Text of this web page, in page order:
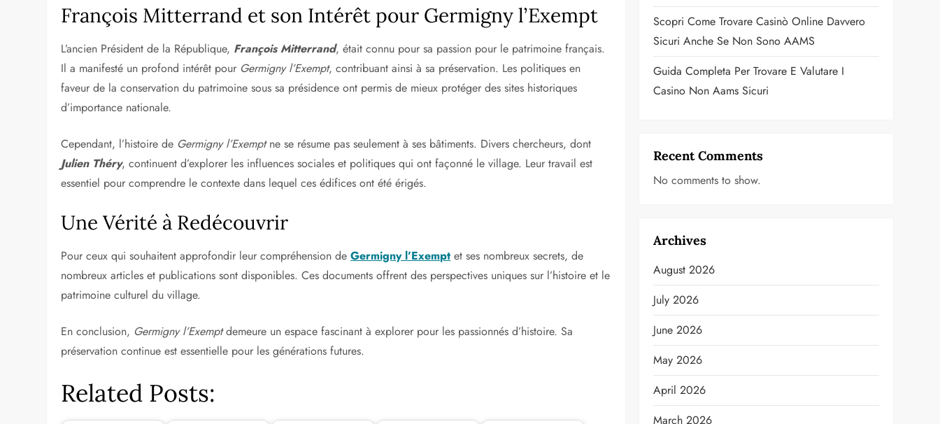
François Mitterrand et son Intérêt pour Germigny l’Exempt
L’ancien Président de la République, François Mitterrand, était connu pour sa passion pour le patrimoine français.
Il a manifesté un profond intérêt pour Germigny l’Exempt, contribuant ainsi à sa préservation. Les politiques en
faveur de la conservation du patrimoine sous sa présidence ont permis de mieux protéger des sites historiques
d’importance nationale.
Cependant, l’histoire de Germigny l’Exemptne se résume pas seulement à ses bâtiments. Divers chercheurs, dont
Julien Théry, continuent d’explorer les influences sociales et politiques qui ont façonné le village. Leur travail est
essentiel pour comprendre le contexte dans lequel ces édifices ont été érigés.
Une Vérité à Redécouvrir
Pour ceux qui souhaitent approfondir leur compréhension deGermigny l’Exempt et ses nombreux secrets, de
nombreux articles et publications sont disponibles. Ces documents offrent des perspectives uniques sur l’histoire et le
patrimoine culturel du village.
En conclusion, Germigny l’Exemptdemeure un espace fascinant à explorer pour les passionnés d’histoire. Sa
préservation continue est essentielle pour les générations futures.
Related Posts:
Scopri Come Trovare Casinò Online Davvero
Sicuri Anche Se Non Sono AAMS
Guida Completa Per Trovare E Valutare I
Casino Non Aams Sicuri
Recent Comments
No comments to show.
Archives
August 2026
July 2026
June 2026
May 2026
April 2026
March 2026